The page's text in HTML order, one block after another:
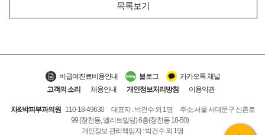
목록보기
비급여진료비용안내 블로그
카카오톡 채널
고객의 소리
채용안내 개인정보처리방침 이용약관
차&박피부과의원 110-18-49630 대표자 : 박건수 외 1명
주소:서울 서대문구 신촌로
99 (창천동, 엘리트빌딩) 6층(창천동 18-50)
개인정보 관리책임자 : 박건수 외 1명